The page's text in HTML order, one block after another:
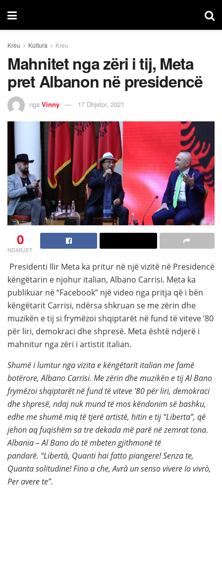
Kreu Kultura Kreu
Mahnitet nga zëri i tij, Meta
pret Albanon në presidencë
nga Vinny 17 Dhjetor, 2021
0
NDARJET
Presidenti Ilir Meta ka pritur në një vizitë në Presidencë
këngëtarin e njohur italian, Albano Carrisi. Meta ka
publikuar në “Facebook” një video nga pritja që i bën
këngëtarit Carrisi, ndërsa shkruan se me zërin dhe
muzikën e tij si frymëzoi shqiptarët në fund të viteve ’80
për liri, demokraci dhe shpresë. Meta është ndjerë i
mahnitur nga zëri i artistit italian.
Shumë i lumtur nga vizita e këngëtarit italian me famë
botërore, Albano Carrisi. Me zërin dhe muzikën e tij Al Bano
frymëzoi shqiptarët në fund të viteve ’80 për liri, demokraci
dhe shpresë, ndaj nuk mund të mos këndonim së bashku,
edhe me shumë miq të tjerë artistë, hitin e tij “Liberta”, që
jehon aq fuqishëm sa tre dekada më parë në zemrat tona.
Albania – Al Bano do të mbeten gjithmonë të
pandarë. “Libertà, Quanti hai fatto piangere!Senza te,
Quanta solitudine!Fino a che, Avrà un senso vivereIo vivrò,
Per avere te”.